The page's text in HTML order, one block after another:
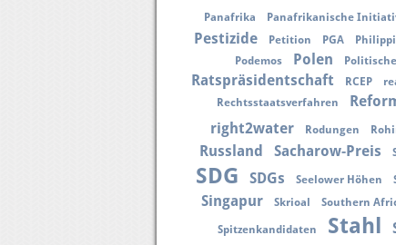
Panafrika Panafrikanische
Pestizide
Petition PGA
Podemos
Polen
Ratspräsidentschaft RCEP
Rechtsstaatsverfahren
right2water
Rodungen
Russland Sacharow-Preis
SDG SDGs Seelower Höhen
Singapur Skrioal Southern
Spitzenkandidaten Stahl